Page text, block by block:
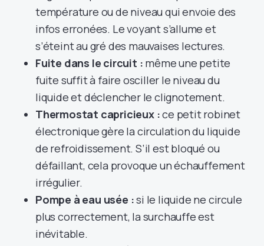
température ou de niveau qui envoie des
infos erronées. Le voyant s’allume et
s’éteint au gré des mauvaises lectures.
Fuite dans le circuit : même une petite
fuite suffit à faire osciller le niveau du
liquide et déclencher le clignotement.
Thermostat capricieux :ce petit robinet
électronique gère la circulation du liquide
de refroidissement. S’il est bloqué ou
défaillant, cela provoque un échauffement
irrégulier.
Pompe à eau usée :si le liquide ne circule
plus correctement, la surchauffe est
inévitable.